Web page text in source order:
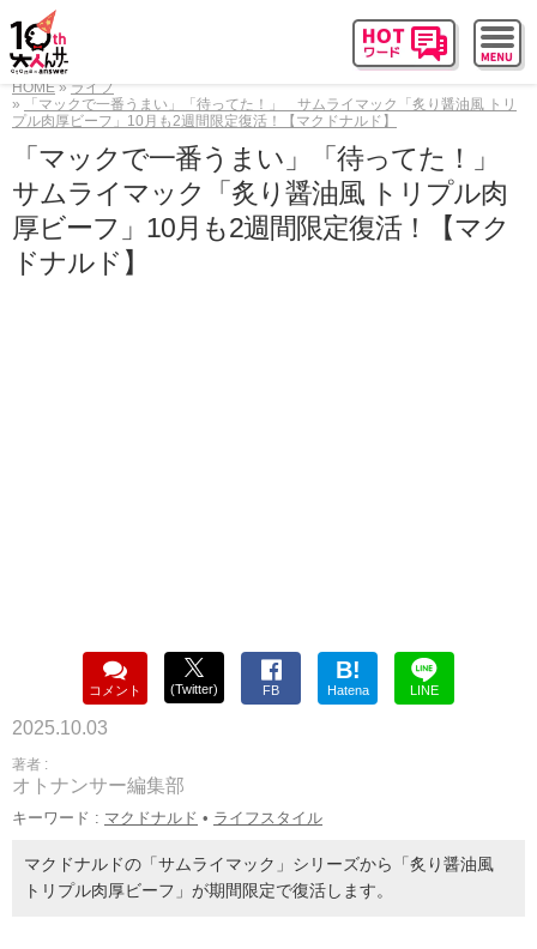
HOME
ライフ
「マックで一番うまい」「待ってた！」 サムライマック「炙り醤油風 トリ
プル肉厚ビーフ」10月も2週間限定復活！【マクドナルド】
「マックで一番うまい」「待ってた！」
サムライマック「炙り醤油風 トリプル肉
厚ビーフ」10月も2週間限定復活！【マク
ドナルド】
コメント (Twitter) FB
B!
Hatena LINE
2025.10.03
著者 :
オトナンサー編集部
キーワード : マクドナルド • ライフスタイル
マクドナルドの「サムライマック」シリーズから「炙り醤油風
トリプル肉厚ビーフ」が期間限定で復活します。